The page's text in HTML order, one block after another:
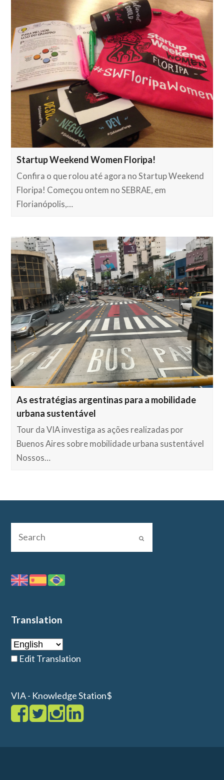
Startup Weekend Women Floripa!
Confira o que rolou até agora no Startup Weekend
Floripa! Começou ontem no SEBRAE, em
Florianópolis,…
As estratégias argentinas para a mobilidade
urbana sustentável
Tour da VIA investiga as ações realizadas por
Buenos Aires sobre mobilidade urbana sustentável
Nossos…
Translation
Edit Translation
VIA - Knowledge Station$